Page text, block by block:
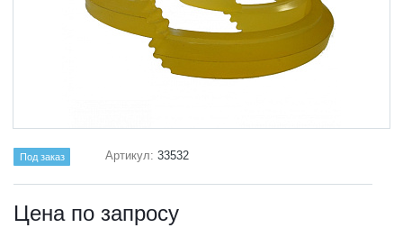
Под заказ Артикул:33532
Цена по запросу